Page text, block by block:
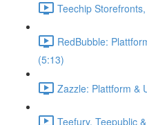
Teechip
RedBubble:
(5:13)
Zazzle: Plattform &
Teefury, Teepublic